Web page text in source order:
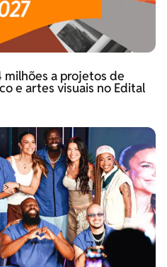
milhões a projetos de
e artes visuais no Edital